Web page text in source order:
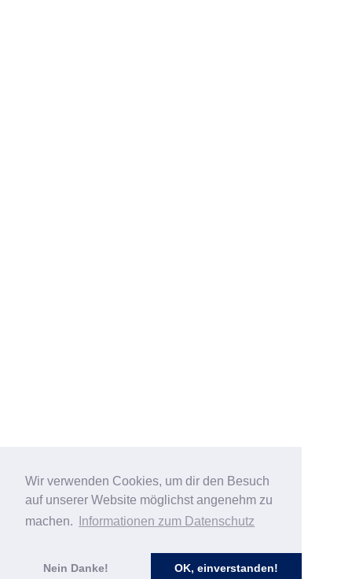
Wir verwenden Cookies, um dir den Besuch
auf unserer Website möglichst angenehm zu
machen.
Informationen zum Datenschutz
Nein Danke! OK, einverstanden!